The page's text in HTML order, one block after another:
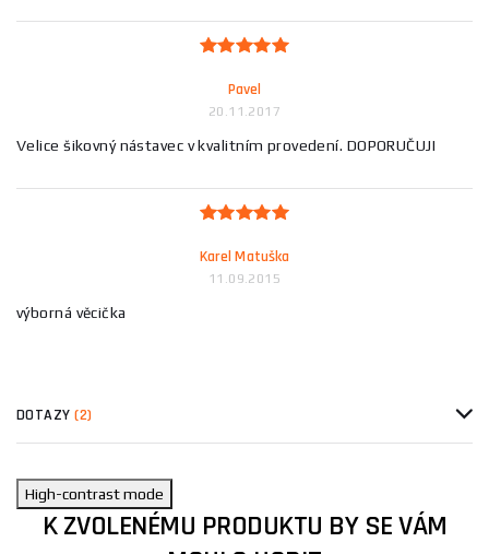
Pavel
20.11.2017
Velice šikovný nástavec v kvalitním provedení. DOPORUČUJI
Karel Matuška
11.09.2015
výborná věcička
DOTAZY(2)
High-contrast mode
K ZVOLENÉMU PRODUKTU BY SE VÁM